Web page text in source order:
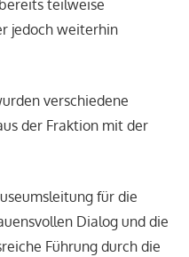
teilweise
jedoch weiterhin
verschiedene
der Fraktion mit der
für die
Dialog und die
Führung durch die